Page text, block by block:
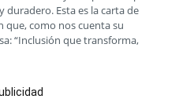
duradero. Esta es la carta de
que, como nos cuenta su
“Inclusión que transforma,